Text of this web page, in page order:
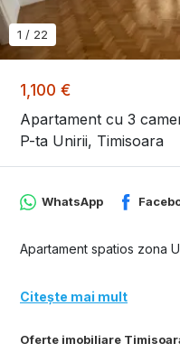
1,100 €
Apartament cu 3
P-ta Unirii, Timisoara
1 / 22
Oferte imobiliare
WhatsApp
Apartament spatios zona
Citește mai mult